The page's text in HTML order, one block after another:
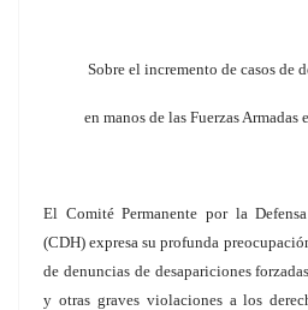
Sobre el incremento de casos de
en manos de las Fuerzas Armadas
El Comité Permanente por la
(CDH) expresa su profunda
de denuncias de desapariciones
y otras graves violaciones a los